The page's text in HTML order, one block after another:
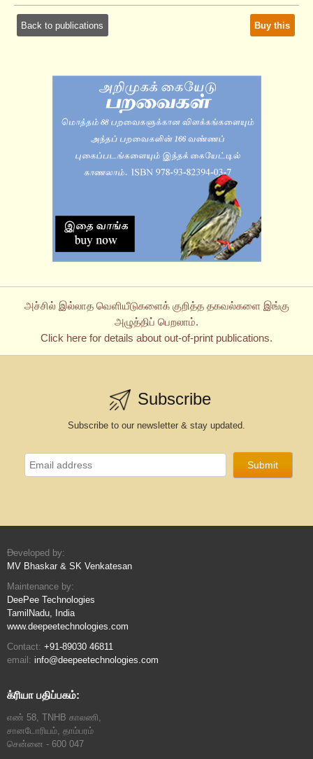
Back to publications Buy this
அச்சில் இல்லாத வெளியீடுகளைக் குறித்த தகவல்களை இங்கு
அழுத்திப் பெறலாம்.
Click here for details about out-of-print publications.
Subscribe
Subscribe to our newsletter & stay updated.
Developed by:
MV Bhaskar & SK Venkatesan
Maintenance by:
DeePee Technologies
TamilNadu, India
www.deepeetechnologies.com
Contact: +91-89030 46811
email: info@deepeetechnologies.com
க்ரியா பதிப்பகம்:
எண் 58, TNHB காலணி,
சானடோரியம், தாம்பரம்
சென்னை - 600 047